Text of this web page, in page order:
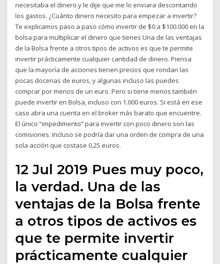
necesitaba el dinero y le dije que me lo enviara descontando
los gastos. ¿Cuánto dinero necesito para empezar a invertir?
Te explicamos paso a paso cómo invertir de $0 a $100.000 en la
bolsa para multiplicar el dinero que tienes Una de las ventajas
de la Bolsa frente a otros tipos de activos es que te permite
invertir prácticamente cualquier cantidad de dinero. Piensa
que la mayoría de acciones tienen precios que rondan las
pocas docenas de euros, y algunas incluso las puedes
comprar por menos de un euro. Pero si tiene menos también
puede invertir en Bolsa, incluso con 1.000 euros. Si está en ese
caso abra una cuenta en el broker más barato que encuentre.
El único “impedimento” para invertir con poco dinero son las
comisiones. Incluso se podría dar una orden de compra de una
sola acción que costase 0,25 euros.
12 Jul 2019 Pues muy poco,
la verdad. Una de las
ventajas de la Bolsa frente
a otros tipos de activos es
que te permite invertir
prácticamente cualquier